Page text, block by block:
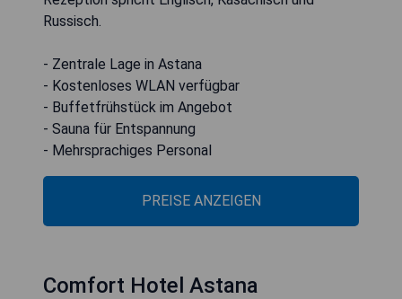
Russisch.
- Zentrale Lage in Astana
- Kostenloses WLAN verfügbar
- Buffetfrühstück im Angebot
- Sauna für Entspannung
- Mehrsprachiges Personal
PREISE ANZEIGEN
Comfort Hotel Astana